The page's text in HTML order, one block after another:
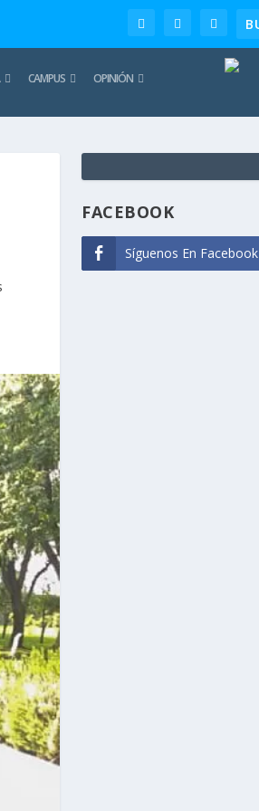
CAMPUS OPINIÓN
FACEBOOK
Síguenos En Facebook